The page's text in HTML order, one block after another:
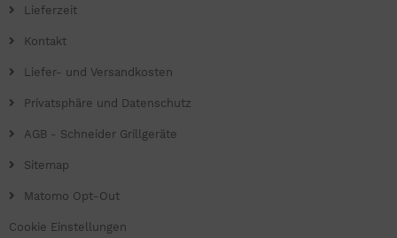
Lieferzeit
Kontakt
Liefer- und Versandkosten
Privatsphäre und Datenschutz
AGB - Schneider Grillgeräte
Sitemap
Matomo Opt-Out
Cookie Einstellungen